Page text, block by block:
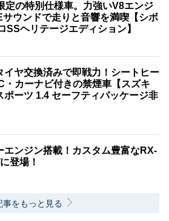
定の特別仕様車。力強いV8エンジ
サウンドで走りと音響を満喫【シボ
SSヘリテージエディション】
イヤ交換済みで即戦力！シートヒー
・カーナビ付きの禁煙車【スズキ
ポーツ 1.4 セーフティパッケージ非
エンジン搭載！カスタム豊富なRX-
登場！
事をもっと見る